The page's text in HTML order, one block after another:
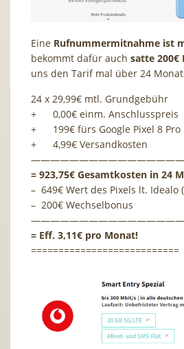
Eine Rufnummermitnahme ist
bekommt dafür auch satte 200€
uns den Tarif mal über 24
24 x 29,99€ mtl. Grundgebühr
+ 0,00€ einm. Anschlusspreis
+ 199€ fürs Google Pixel 8 Pro
+ 4,99€ Versandkosten
————————————————
= 923,75€ Gesamtkosten in 24
– 649€ Wert des Pixels lt. Idealo (
– 200€ Wechselbonus
————————————————
= Eff. 3,11€ pro Monat!
===========================